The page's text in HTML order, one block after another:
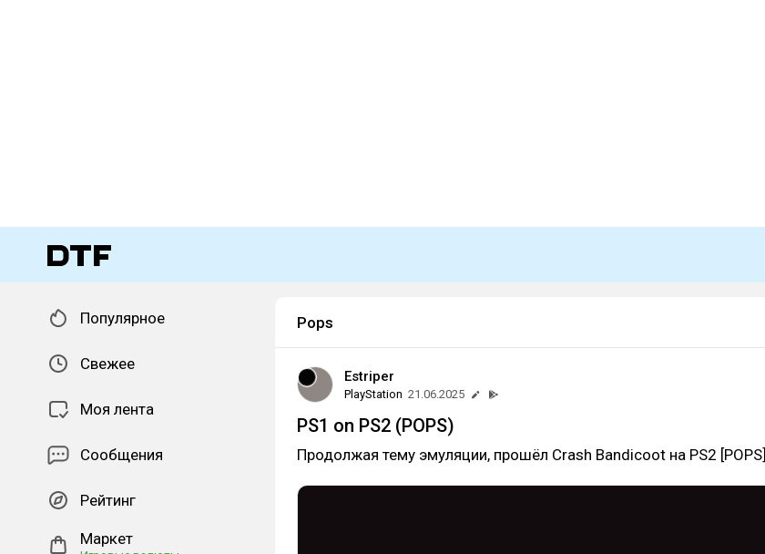
Популярное
Свежее
Моя лента
Сообщения
Рейтинг
Маркет
Pops
Estriper
PlayStation 21.06.2025
PS1 on PS2 (POPS)
Продолжая тему эмуляции, прошёл Crash Bandicoot на PS2 [POPS]